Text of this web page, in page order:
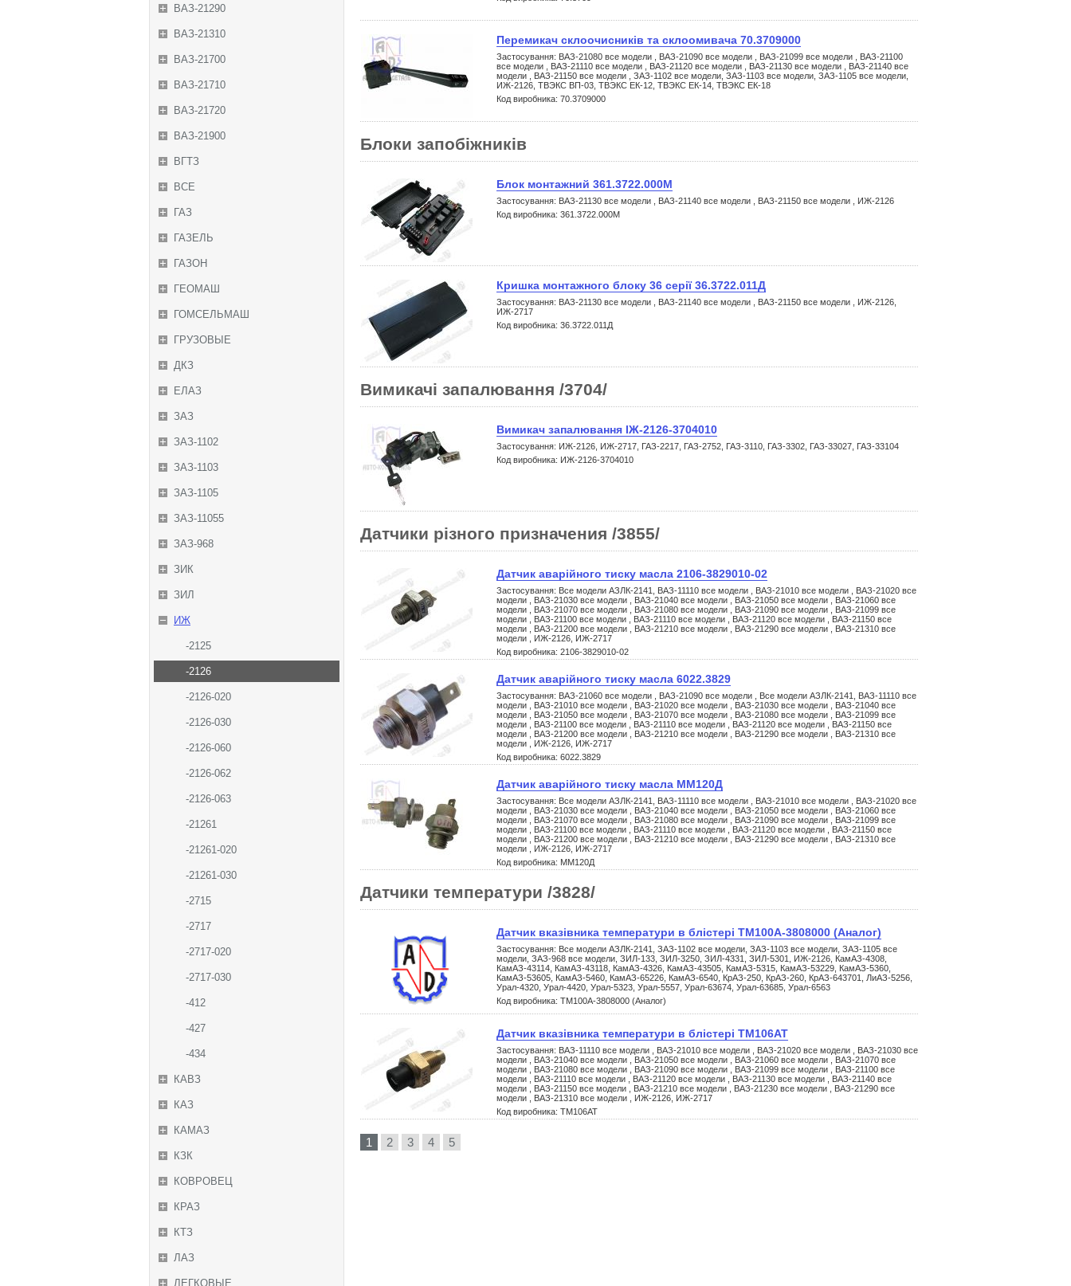
ВАЗ-21290
ВАЗ-21310
ВАЗ-21700
ВАЗ-21710
ВАЗ-21720
ВАЗ-21900
ВГТЗ
ВСЕ
ГАЗ
ГАЗЕЛЬ
ГАЗОН
ГЕОМАШ
ГОМСЕЛЬМАШ
ГРУЗОВЫЕ
ДКЗ
ЕЛАЗ
ЗАЗ
ЗАЗ-1102
ЗАЗ-1103
ЗАЗ-1105
ЗАЗ-11055
ЗАЗ-968
ЗИК
ЗИЛ
ИЖ
-2125
-2126
-2126-020
-2126-030
-2126-060
-2126-062
-2126-063
-21261
-21261-020
-21261-030
-2715
-2717
-2717-020
-2717-030
-412
-427
-434
КАВЗ
КАЗ
КАМАЗ
КЗК
КОВРОВЕЦ
КРАЗ
КТЗ
ЛАЗ
ЛЕГКОВЫЕ
Перемикач склоочисників та склоомивача 70.3709000
Застосування: ВАЗ-21080 все модели , ВАЗ-21090 все модели , ВАЗ-21099 все модели , ВАЗ-21100
все модели , ВАЗ-21110 все модели , ВАЗ-21120 все модели , ВАЗ-21130 все модели , ВАЗ-21140 все
модели , ВАЗ-21150 все модели , ЗАЗ-1102 все модели, ЗАЗ-1103 все модели, ЗАЗ-1105 все модели,
ИЖ-2126, ТВЭКС ВП-03, ТВЭКС ЕК-12, ТВЭКС ЕК-14, ТВЭКС ЕК-18
Код виробника: 70.3709000
Блоки запобіжників
Блок монтажний 361.3722.000М
Застосування: ВАЗ-21130 все модели , ВАЗ-21140 все модели , ВАЗ-21150 все модели , ИЖ-2126
Код виробника: 361.3722.000М
Кришка монтажного блоку 36 серії 36.3722.011Д
Застосування: ВАЗ-21130 все модели , ВАЗ-21140 все модели , ВАЗ-21150 все модели , ИЖ-2126,
ИЖ-2717
Код виробника: 36.3722.011Д
Вимикачі запалювання /3704/
Вимикач запалювання ІЖ-2126-3704010
Застосування: ИЖ-2126, ИЖ-2717, ГАЗ-2217, ГАЗ-2752, ГАЗ-3110, ГАЗ-3302, ГАЗ-33027, ГАЗ-33104
Код виробника: ИЖ-2126-3704010
Датчики різного призначения /3855/
Датчик аварійного тиску масла 2106-3829010-02
Застосування: Все модели АЗЛК-2141, ВАЗ-11110 все модели , ВАЗ-21010 все модели , ВАЗ-21020 все
модели , ВАЗ-21030 все модели , ВАЗ-21040 все модели , ВАЗ-21050 все модели , ВАЗ-21060 все
модели , ВАЗ-21070 все модели , ВАЗ-21080 все модели , ВАЗ-21090 все модели , ВАЗ-21099 все
модели , ВАЗ-21100 все модели , ВАЗ-21110 все модели , ВАЗ-21120 все модели , ВАЗ-21150 все
модели , ВАЗ-21200 все модели , ВАЗ-21210 все модели , ВАЗ-21290 все модели , ВАЗ-21310 все
модели , ИЖ-2126, ИЖ-2717
Код виробника: 2106-3829010-02
Датчик аварійного тиску масла 6022.3829
Застосування: ВАЗ-21060 все модели , ВАЗ-21090 все модели , Все модели АЗЛК-2141, ВАЗ-11110 все
модели , ВАЗ-21010 все модели , ВАЗ-21020 все модели , ВАЗ-21030 все модели , ВАЗ-21040 все
модели , ВАЗ-21050 все модели , ВАЗ-21070 все модели , ВАЗ-21080 все модели , ВАЗ-21099 все
модели , ВАЗ-21100 все модели , ВАЗ-21110 все модели , ВАЗ-21120 все модели , ВАЗ-21150 все
модели , ВАЗ-21200 все модели , ВАЗ-21210 все модели , ВАЗ-21290 все модели , ВАЗ-21310 все
модели , ИЖ-2126, ИЖ-2717
Код виробника: 6022.3829
Датчик аварійного тиску масла ММ120Д
Застосування: Все модели АЗЛК-2141, ВАЗ-11110 все модели , ВАЗ-21010 все модели , ВАЗ-21020 все
модели , ВАЗ-21030 все модели , ВАЗ-21040 все модели , ВАЗ-21050 все модели , ВАЗ-21060 все
модели , ВАЗ-21070 все модели , ВАЗ-21080 все модели , ВАЗ-21090 все модели , ВАЗ-21099 все
модели , ВАЗ-21100 все модели , ВАЗ-21110 все модели , ВАЗ-21120 все модели , ВАЗ-21150 все
модели , ВАЗ-21200 все модели , ВАЗ-21210 все модели , ВАЗ-21290 все модели , ВАЗ-21310 все
модели , ИЖ-2126, ИЖ-2717
Код виробника: ММ120Д
Датчики температури /3828/
Датчик вказівника темпеpатуpи в блістері ТМ100А-3808000 (Аналог)
Застосування: Все модели АЗЛК-2141, ЗАЗ-1102 все модели, ЗАЗ-1103 все модели, ЗАЗ-1105 все
модели, ЗАЗ-968 все модели, ЗИЛ-133, ЗИЛ-3250, ЗИЛ-4331, ЗИЛ-5301, ИЖ-2126, КамАЗ-4308,
КамАЗ-43114, КамАЗ-43118, КамАЗ-4326, КамАЗ-43505, КамАЗ-5315, КамАЗ-53229, КамАЗ-5360,
КамАЗ-53605, КамАЗ-5460, КамАЗ-65226, КамАЗ-6540, КрАЗ-250, КрАЗ-260, КрАЗ-643701, ЛиАЗ-5256,
Урал-4320, Урал-4420, Урал-5323, Урал-5557, Урал-63674, Урал-63685, Урал-6563
Код виробника: ТМ100А-3808000 (Аналог)
Датчик вказівника темпеpатуpи в блістері ТМ106АТ
Застосування: ВАЗ-11110 все модели , ВАЗ-21010 все модели , ВАЗ-21020 все модели , ВАЗ-21030 все
модели , ВАЗ-21040 все модели , ВАЗ-21050 все модели , ВАЗ-21060 все модели , ВАЗ-21070 все
модели , ВАЗ-21080 все модели , ВАЗ-21090 все модели , ВАЗ-21099 все модели , ВАЗ-21100 все
модели , ВАЗ-21110 все модели , ВАЗ-21120 все модели , ВАЗ-21130 все модели , ВАЗ-21140 все
модели , ВАЗ-21150 все модели , ВАЗ-21210 все модели , ВАЗ-21230 все модели , ВАЗ-21290 все
модели , ВАЗ-21310 все модели , ИЖ-2126, ИЖ-2717
Код виробника: ТМ106АТ
1 2 3 4 5